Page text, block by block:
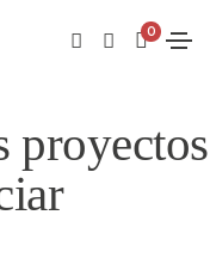
0
proyectos